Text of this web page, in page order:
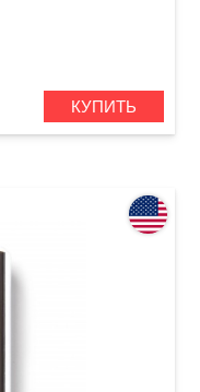
КУПИТЬ